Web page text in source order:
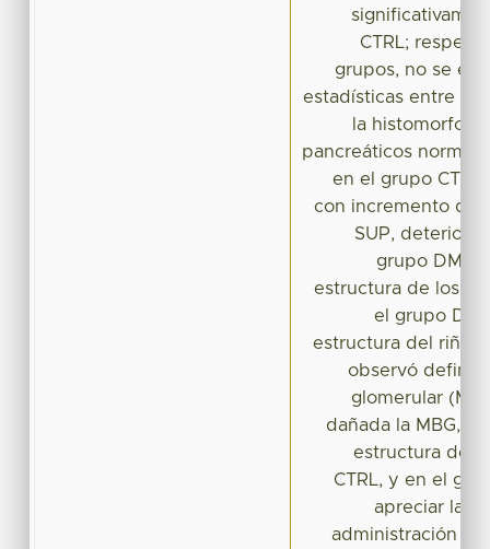
CTRL;
grupos, no se
estadísticas entre
la
pancreáticos
en el grupo
con incremento de
SUP, deterioro
grupo DM y
estructura de los
el grupo
estructura del riñón
observó
glomerular
dañada la MBG,
estructura de
CTRL, y en el
apreciar la
administración